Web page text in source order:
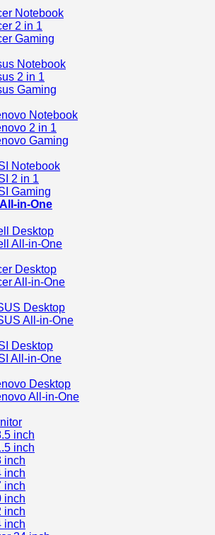
Notebook
2 in 1
Gaming
Notebook
2 in 1
Gaming
Notebook
2 in 1
Gaming
Notebook
2 in 1
Gaming
in-One
Desktop
All-in-One
Desktop
All-in-One
Desktop
All-in-One
Desktop
All-in-One
Desktop
All-in-One
inch
inch
inch
inch
inch
inch
inch
inch